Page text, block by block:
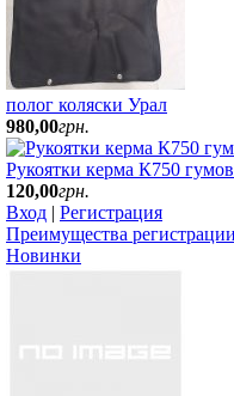
полог коляски Урал
980,00грн.
Рукоятки керма К750
120,00грн.
Вход | Регистрация
Преимущества регистрации
Новинки